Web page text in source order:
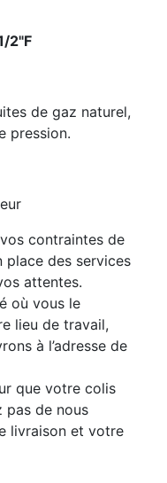
2"F
de gaz naturel,
pression.
contraintes de
place des services
attentes.
où vous le
lieu de travail,
à l’adresse de
que votre colis
pas de nous
livraison et votre